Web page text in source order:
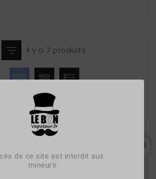
de ce site est interdit aux
mineurs.
Il y a 7 produits.
favorite_border